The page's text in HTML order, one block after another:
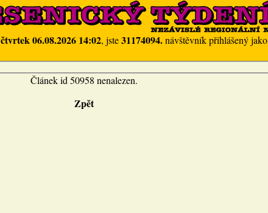
čtvrtek 06.08.2026 14:02, jste31174094.návštěvník přihlášený jako
Článek id 50958 nenalezen.
Zpět